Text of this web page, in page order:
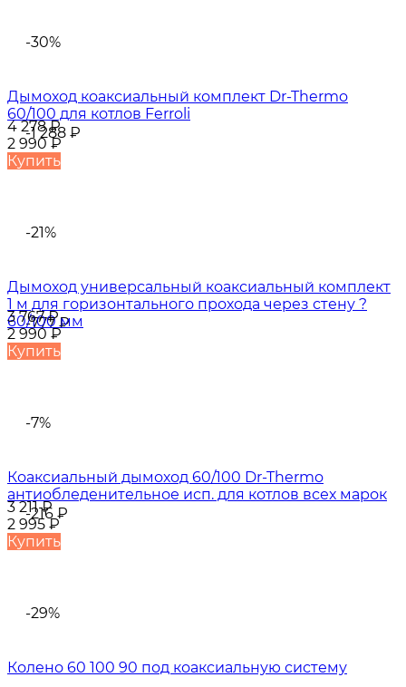
-30%
-1 288 ₽
Дымоход коаксиальный комплект Dr-Thermo
60/100 для котлов Ferroli
4 278₽
2 990₽
Купить
-21%
-777₽
Дымоход универсальный коаксиальный комплект
1 м для горизонтального прохода через стену ?
60/100 мм
3 767₽
2 990₽
Купить
-7%
-216 ₽
Коаксиальный дымоход 60/100 Dr-Thermo
антиобледенительное исп. для котлов всех марок
3 211₽
2 995₽
Купить
-29%
Колено 60 100 90 под коаксиальную систему